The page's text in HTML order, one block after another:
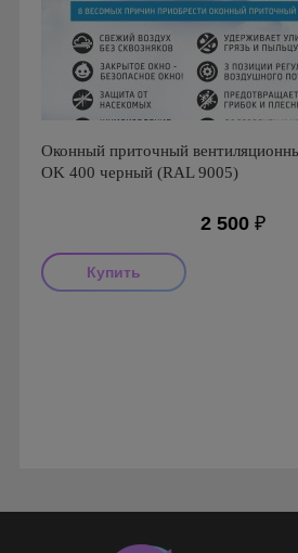
Оконный приточный
OK 400 черный (RAL 9005)
2 500 ₽